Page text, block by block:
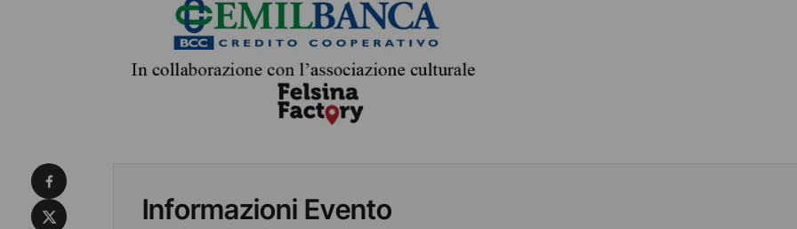
Informazioni Evento
Condividi su Facebook
Condividi su X